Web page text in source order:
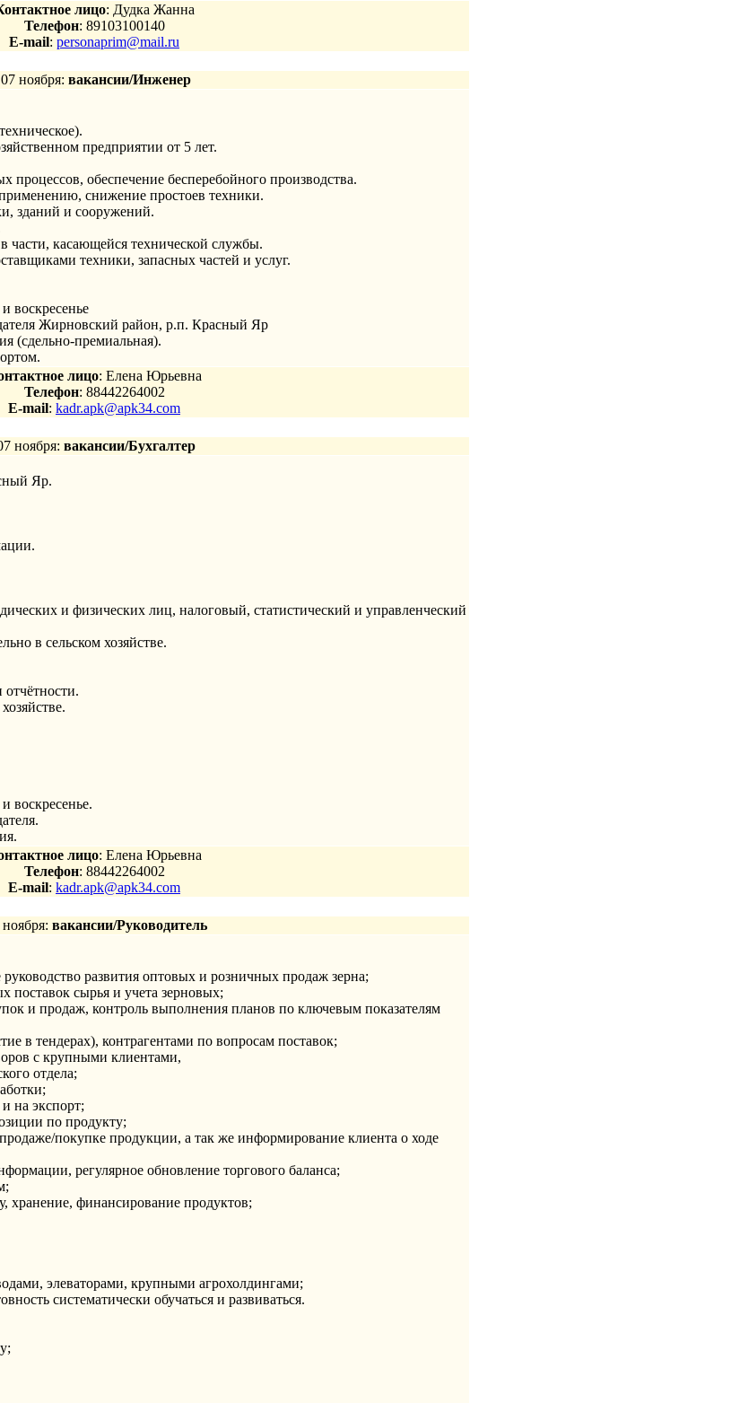
лицо: Дудка Жанна
Телефон: 89103100140
E-mail: personaprim@mail.ru
07 ноября: вакансии/Инженер
предприятии от 5 лет.
процессов, обеспечение бесперебойного производства.
снижение простоев техники.
зданий и сооружений.
части, касающейся технической службы.
техники, запасных частей и услуг.
воскресенье
Жирновский район, р.п. Красный Яр
(сдельно-премиальная).
лицо: Елена Юрьевна
Телефон: 88442264002
E-mail: kadr.apk@apk34.com
ноября: вакансии/Бухгалтер
Яр.
и физических лиц, налоговый, статистический и управленческий
в сельском хозяйстве.
отчётности.
воскресенье.
лицо: Елена Юрьевна
Телефон: 88442264002
E-mail: kadr.apk@apk34.com
вакансии/Руководитель
развития оптовых и розничных продаж зерна;
поставок сырья и учета зерновых;
и продаж, контроль выполнения планов по ключевым показателям
в тендерах), контрагентами по вопросам поставок;
с крупными клиентами,
отдела;
на экспорт;
по продукту;
покупке продукции, а так же информирование клиента о ходе
регулярное обновление торгового баланса;
хранение, финансирование продуктов;
элеваторами, крупными агрохолдингами;
систематически обучаться и развиваться.